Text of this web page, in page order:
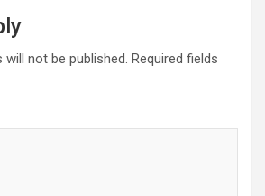
not be published. Required fields